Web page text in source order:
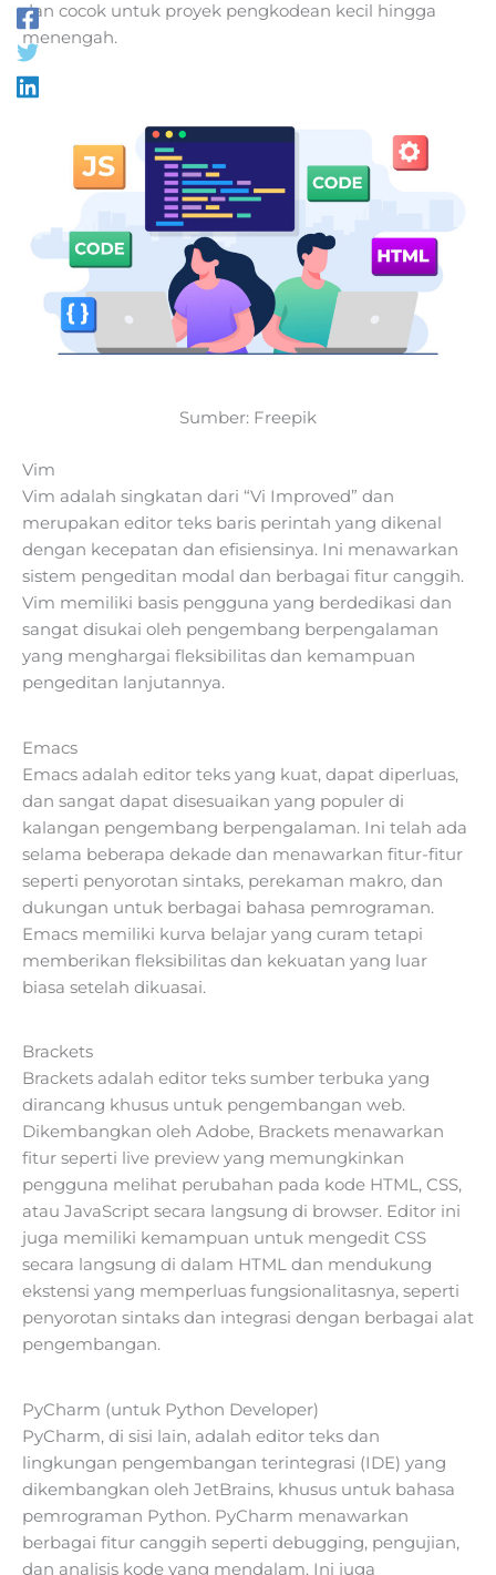
dan cocok untuk proyek pengkodean kecil hingga
menengah.
Sumber: Freepik
Vim
Vim adalah singkatan dari “Vi Improved” dan
merupakan editor teks baris perintah yang dikenal
dengan kecepatan dan efisiensinya. Ini menawarkan
sistem pengeditan modal dan berbagai fitur canggih.
Vim memiliki basis pengguna yang berdedikasi dan
sangat disukai oleh pengembang berpengalaman
yang menghargai fleksibilitas dan kemampuan
pengeditan lanjutannya.
Emacs
Emacs adalah editor teks yang kuat, dapat diperluas,
dan sangat dapat disesuaikan yang populer di
kalangan pengembang berpengalaman. Ini telah ada
selama beberapa dekade dan menawarkan fitur-fitur
seperti penyorotan sintaks, perekaman makro, dan
dukungan untuk berbagai bahasa pemrograman.
Emacs memiliki kurva belajar yang curam tetapi
memberikan fleksibilitas dan kekuatan yang luar
biasa setelah dikuasai.
Brackets
Brackets adalah editor teks sumber terbuka yang
dirancang khusus untuk pengembangan web.
Dikembangkan oleh Adobe, Brackets menawarkan
fitur seperti live preview yang memungkinkan
pengguna melihat perubahan pada kode HTML, CSS,
atau JavaScript secara langsung di browser. Editor ini
juga memiliki kemampuan untuk mengedit CSS
secara langsung di dalam HTML dan mendukung
ekstensi yang memperluas fungsionalitasnya, seperti
penyorotan sintaks dan integrasi dengan berbagai alat
pengembangan.
PyCharm (untuk Python Developer)
PyCharm, di sisi lain, adalah editor teks dan
lingkungan pengembangan terintegrasi (IDE) yang
dikembangkan oleh JetBrains, khusus untuk bahasa
pemrograman Python. PyCharm menawarkan
berbagai fitur canggih seperti debugging, pengujian,
dan analisis kode yang mendalam. Ini juga